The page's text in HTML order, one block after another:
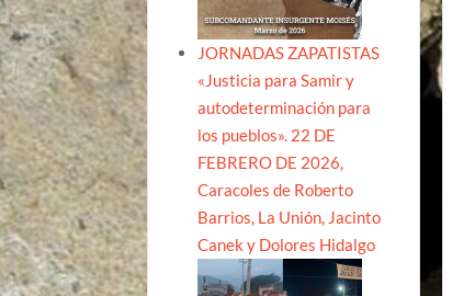
JORNADAS ZAPATISTAS
«Justicia para Samir y
autodeterminación para
los pueblos». 22 DE
FEBRERO DE 2026,
Caracoles de Roberto
Barrios, La Unión, Jacinto
Canek y Dolores Hidalgo